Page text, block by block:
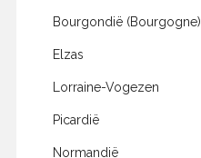
Bourgondië (Bourgogne)
Elzas
Lorraine-Vogezen
Picardië
Normandië